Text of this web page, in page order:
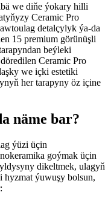
we diňe ýokary hilli
Ceramic Pro
detalçylyk ýa-da
15 premium görünüşli
beýleki
Ceramic Pro
we içki estetiki
her tarapyny öz içine
näme bar?
ýüzi üçin
goýmak üçin
dikeltmek, ulagyň
hyzmat ýuwuşy bolsun,